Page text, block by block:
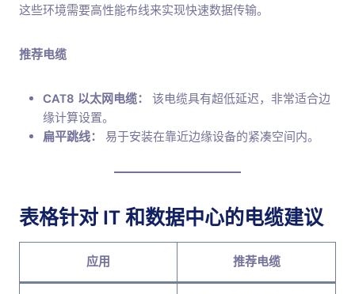
这些环境需要高性能布线来实现快速数据传输。
推荐电缆
CAT8 以太网电缆：
该电缆具有超低延迟，非常适合边
缘计算设置。
扁平跳线：
易于安装在靠近边缘设备的紧凑空间内。
表格针对 IT 和数据中心的电缆建议
应用 推荐电缆